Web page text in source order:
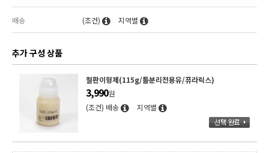
배송 (조건) 지역별
추가 구성 상품
철판이형제(115g/틀분리전용유/퓨라릭스)
3,990원
(조건) 배송
지역별